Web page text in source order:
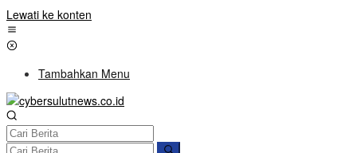
Lewati ke konten
Tambahkan Menu